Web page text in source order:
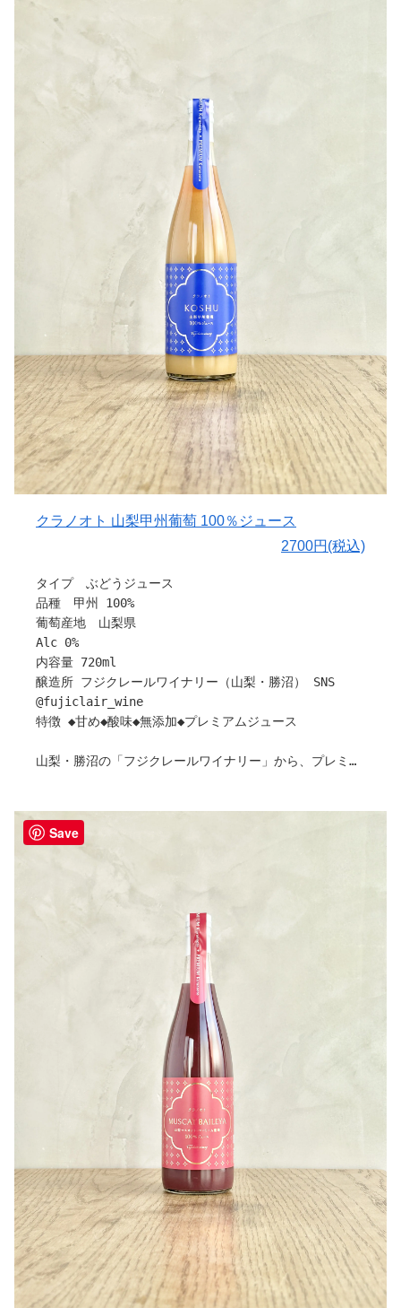
濃いです！
これからのシーズンはソーダで割ったりしても美味しく楽
作り手さんから
ぶどう100%ジュース。
青森県南部町産のキャンベルアーリーを使用
濃厚で自然な甘さと、キュッとする酸が溢れる
飲みごたえのある、ぶどうジュースです！
子供から大人までみんなで飲める「ブドウ ザ リッチ」
よろしくお願いします〜
引用：澤内醸造
クラノオト 山梨甲州葡萄 100％ジュース
2700円(税込)
タイプ ぶどうジュース
品種 甲州 100%
葡萄産地 山梨県
Alc 0%
内容量 720ml
醸造所 フジクレールワイナリー（山梨・勝沼） SNS
@fujiclair_wine
特徴 ◆甘め◆酸味◆無添加◆プレミアムジュース
山梨・勝沼の「フジクレールワイナリー」から、プレミア
甲州ブドウを生搾りしたような濃厚な味わいに仕上げられ
ています。
出汁の旨味と重なるので、お食事のお供として合わせるの
100年続くワイナリーを目指す造り手が、ノンアルコール
でも妥協なく果実の美味しさを追求した贅沢な一本です。
○コンセプトについて
私たちは日々、ぶどうと向き合いながらワインを造ってい
その中で改めて感じるのは、果実そのものが持つ豊かな香
りと味わいの魅力。
このジュースは、その魅力をできるだけありのままお届け
したいという想いから生まれました。
一般的なジュースのように透明感のある色合いではなく、
果実由来の成分が残ることで自然な濁りのある色調と、と
ろりとした質感を持っています。
それは余計な加工を施していない証でもあります。
ワインを造るワイナリーだからこそ辿り着いた、ぶどうそ
のものを楽しむためのノンアルコール飲料です。
○色合いについて
Save